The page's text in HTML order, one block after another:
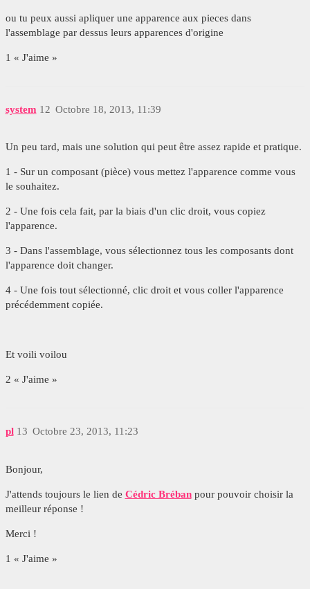
ou tu peux aussi apliquer une apparence aux pieces dans
l'assemblage par dessus leurs apparences d'origine
1 « J'aime »
system Octobre 18, 2013, 11:39
12
Un peu tard, mais une solution qui peut être assez rapide et pratique.
1 - Sur un composant (pièce) vous mettez l'apparence comme vous
le souhaitez.
2 - Une fois cela fait, par la biais d'un clic droit, vous copiez
l'apparence.
3 - Dans l'assemblage, vous sélectionnez tous les composants dont
l'apparence doit changer.
4 - Une fois tout sélectionné, clic droit et vous coller l'apparence
précédemment copiée.
Et voili voilou
2 « J'aime »
pl Octobre 23, 2013, 11:23
13
Bonjour,
J'attends toujours le lien de Cédric Brébanpour pouvoir choisir la
meilleur réponse !
Merci !
1 « J'aime »